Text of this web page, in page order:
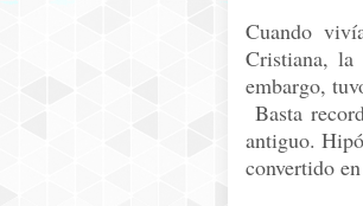
Cuando
Cristiana, la
embargo,
Basta
antiguo.
convertido